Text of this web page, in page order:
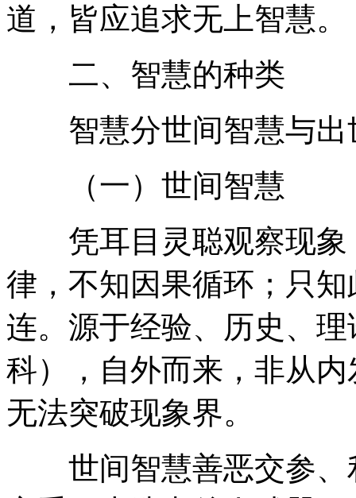
道，皆应追求无上智慧。
二、智慧的种类
智慧分世间智慧与出
（一）世间智慧
凭耳目灵聪观察现象
律，不知因果循环；只
连。源于经验、历史、
科），自外而来，非从
无法突破现象界。
世间智慧善恶交参、